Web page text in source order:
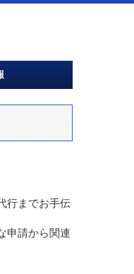
行までお手伝
申請から関連